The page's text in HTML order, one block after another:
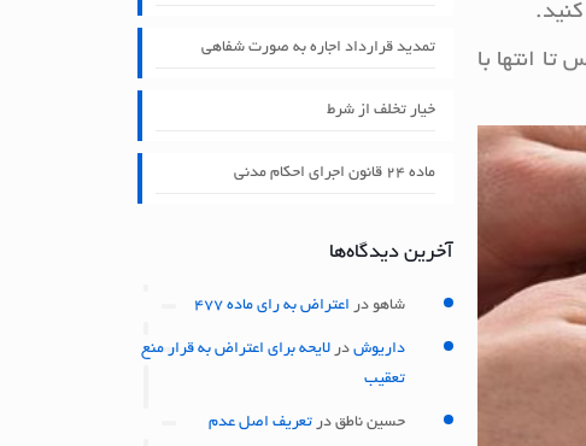
انتها با
تمدید قرارداد اجاره به صورت شفاهی
خیار تخلف از شرط
ماده ۲۴ قانون اجرای احکام مدنی
آخرین دیدگاه‌ها
شاهو در اعتراض به رای ماده 477
داریوشدر لایحه برای اعتراض به قرار منع
تعقیب
حسین ناطقدر تعریف اصل عدم